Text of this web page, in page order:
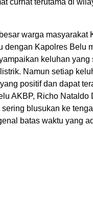
curhat terutama di
warga masyarakat
dengan Kapolres Belu
keluhan yang
Namun setiap
positif dan dapat
AKBP, Richo Nataldo
blusukan ke
batas waktu yang